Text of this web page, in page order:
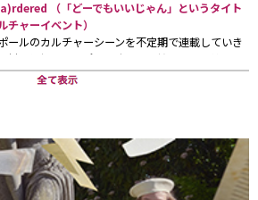
（「どーでもいいじゃん」というタイト
チャーイベント）
ールのカルチャーシーンを不定期で連載していき
取材は弊社シンガポール駐在員の柏木良介。第２回
型美術館が相次いでオープンする、シンガポール